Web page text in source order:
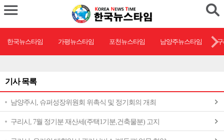
한국뉴스타임 가평뉴스타임 포천뉴스타임 남양주뉴스타임
기사 목록
남양주시, 슈퍼성장위원회 위촉식 및 정기회의 개최
구리시, 7월 정기분 재산세(주택1기분,건축물분) 고지